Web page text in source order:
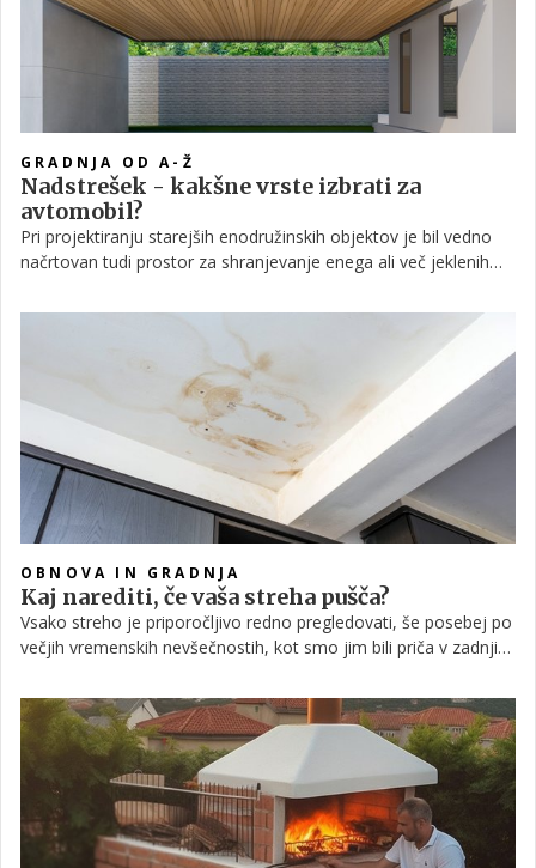
GRADNJA OD A-Ž
Nadstrešek - kakšne vrste izbrati za
avtomobil?
Pri projektiranju starejših enodružinskih objektov je bil vedno
načrtovan tudi prostor za shranjevanje enega ali več jeklenih
Danes ni več tako, saj se ljudje množično odločajo za gradnjo
nadstrešnic. Ta avtomobil prav tako ščiti pred vremenskimi
nevšečnostmi, stroški gradnje pa so precej nižji kot pri garaži. In
med čim lahko izbiramo, če se tudi sami odločimo za gradnjo?
OBNOVA IN GRADNJA
Kaj narediti, če vaša streha pušča?
Vsako streho je priporočljivo redno pregledovati, še posebej po
večjih vremenskih nevšečnostih, kot smo jim bili priča v zadnjih
katerih primerih se popravila lotite sami in v katerih je najbolje
na pomoč poklicati strokovnjaka?